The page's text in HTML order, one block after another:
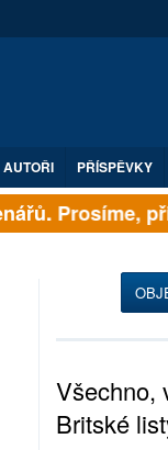
AUTOŘI PŘÍSPĚVKY
Prosíme,
Všechno,
Britské